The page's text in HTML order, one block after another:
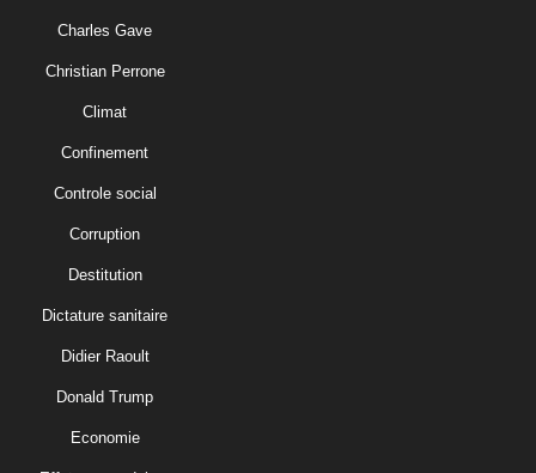
Charles Gave
Christian Perrone
Climat
Confinement
Controle social
Corruption
Destitution
Dictature sanitaire
Didier Raoult
Donald Trump
Economie